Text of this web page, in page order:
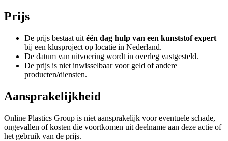
Prijs
De prijs bestaat uit één dag hulp van een kunststof expert
bij een klusproject op locatie in Nederland.
De datum van uitvoering wordt in overleg vastgesteld.
De prijs is niet inwisselbaar voor geld of andere
producten/diensten.
Aansprakelijkheid
Online Plastics Group is niet aansprakelijk voor eventuele schade,
ongevallen of kosten die voortkomen uit deelname aan deze actie of
het gebruik van de prijs.